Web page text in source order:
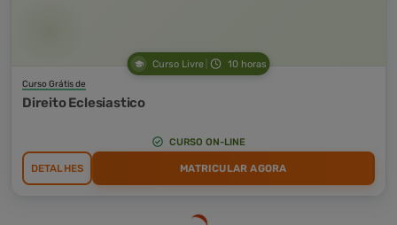
Curso Livre 10 horas
Curso Grátis de
Direito Eclesiastico
CURSO ON-LINE
DETALHES MATRICULAR AGORA